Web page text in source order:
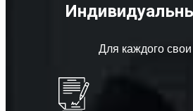
Для каждого